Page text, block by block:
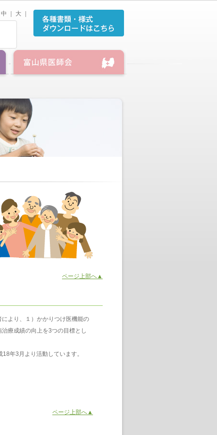
中 大
ページ上部へ▲
より、１）かかりつけ医機能の
療成績の向上を3つの目標とし
年3月より活動しています。
ページ上部へ▲